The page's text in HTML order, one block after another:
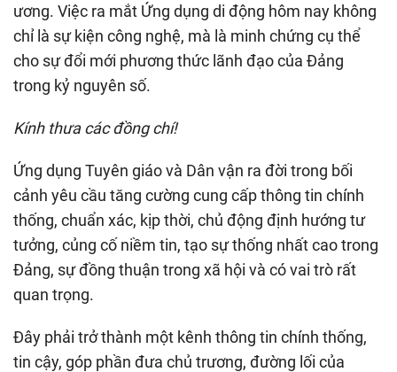
ương. Việc ra mắt Ứng dụng di động hôm nay không
chỉ là sự kiện công nghệ, mà là minh chứng cụ thể
cho sự đổi mới phương thức lãnh đạo của Đảng
trong kỷ nguyên số.
Kính thưa các đồng chí!
Ứng dụng Tuyên giáo và Dân vận ra đời trong bối
cảnh yêu cầu tăng cường cung cấp thông tin chính
thống, chuẩn xác, kịp thời, chủ động định hướng tư
tưởng, củng cố niềm tin, tạo sự thống nhất cao trong
Đảng, sự đồng thuận trong xã hội và có vai trò rất
quan trọng.
Đây phải trở thành một kênh thông tin chính thống,
tin cậy, góp phần đưa chủ trương, đường lối của